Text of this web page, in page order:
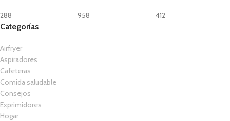
288 958 412
Categorías
Airfryer
Aspiradores
Cafeteras
Comida saludable
Consejos
Exprimidores
Hogar